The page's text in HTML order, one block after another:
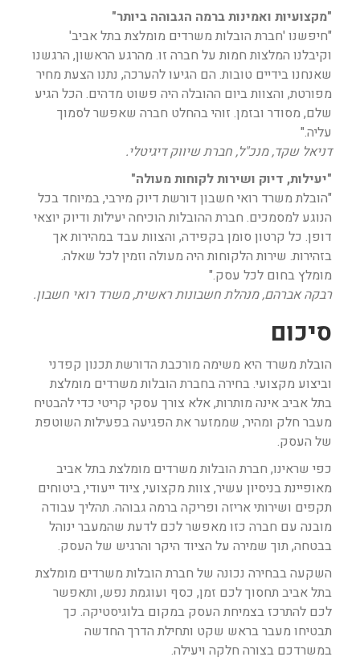
"מקצועיות ואמינות ברמה הגבוהה ביותר"
"חיפשנו 'חברת הובלות משרדים מומלצת בתל אביב'
וקיבלנו המלצות חמות על חברה זו. מהרגע הראשון, הרגשנו
שאנחנו בידיים טובות. הם הגיעו להערכה, נתנו הצעת מחיר
מפורטת, והצוות ביום ההובלה היה פשוט מדהים. הכל הגיע
שלם, מסודר ובזמן. זוהי בהחלט חברה שאפשר לסמוך
עליה."
דניאל שקד, מנכ"ל, חברת שיווק דיגיטלי.
"יעילות, דיוק ושירות לקוחות מעולה"
"הובלת משרד רואי חשבון דורשת דיוק מירבי, במיוחד בכל
הנוגע למסמכים. חברת ההובלות הוכיחה יעילות ודיוק יוצאי
דופן. כל קרטון סומן בקפידה, והצוות עבד במהירות אך
בזהירות. שירות הלקוחות היה מעולה וזמין לכל שאלה.
מומלץ בחום לכל עסק."
רבקה אברהם, מנהלת חשבונות ראשית, משרד רואי חשבון.
סיכום
הובלת משרד היא משימה מורכבת הדורשת תכנון קפדני
וביצוע מקצועי. בחירה בחברת הובלות משרדים מומלצת
בתל אביב אינה מותרות, אלא צורך עסקי קריטי כדי להבטיח
מעבר חלק ומהיר, שממזער את הפגיעה בפעילות השוטפת
של העסק.
כפי שראינו, חברת הובלות משרדים מומלצת בתל אביב
מאופיינת בניסיון עשיר, צוות מקצועי, ציוד ייעודי, ביטוחים
תקפים ושירותי אריזה ופריקה ברמה גבוהה. תהליך עבודה
מובנה עם חברה כזו מאפשר לכם לדעת שהמעבר ינוהל
בבטחה, תוך שמירה על הציוד היקר והרגיש של העסק.
השקעה בבחירה נכונה של חברת הובלות משרדים מומלצת
בתל אביב תחסוך לכם זמן, כסף ועוגמת נפש, ותאפשר
לכם להתרכז בצמיחת העסק במקום בלוגיסטיקה. כך
תבטיחו מעבר בראש שקט ותחילת הדרך החדשה
במשרדכם בצורה חלקה ויעילה.